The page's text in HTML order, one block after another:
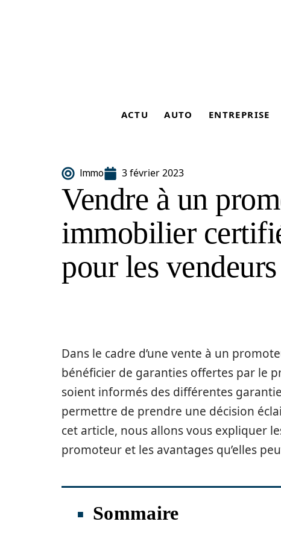
ACTU AUTO ENTREPRISE
Immo 3 février 2023
Vendre à un
immobilier
pour les vendeurs
Dans le cadre d’une vente à un
bénéficier de garanties offertes par le
soient informés des différentes
permettre de prendre une décision
cet article, nous allons vous expliquer
promoteur et les avantages qu’elles
Sommaire